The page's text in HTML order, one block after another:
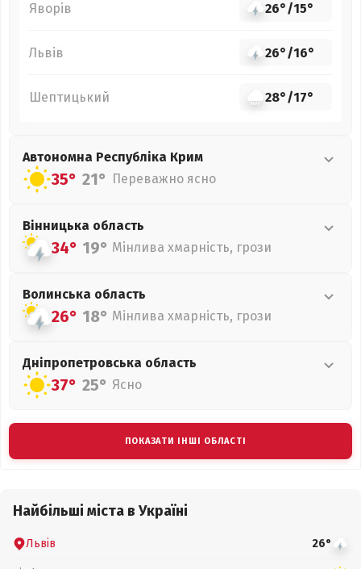
Яворів 26°/15°
Львів 26°/16°
Шептицький 28°/17°
Автономна Республіка Крим
35° 21° Переважно ясно
Вінницька область
34° 19° Мінлива хмарність, грози
Волинська область
26° 18° Мінлива хмарність, грози
Дніпропетровська область
37° 25° Ясно
ПОКАЗАТИ ІНШІ ОБЛАСТІ
Найбільші міста в Україні
Львів 26°